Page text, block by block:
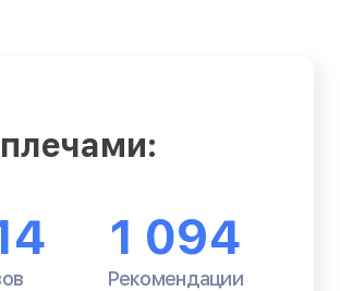
1 094
Рекомендации